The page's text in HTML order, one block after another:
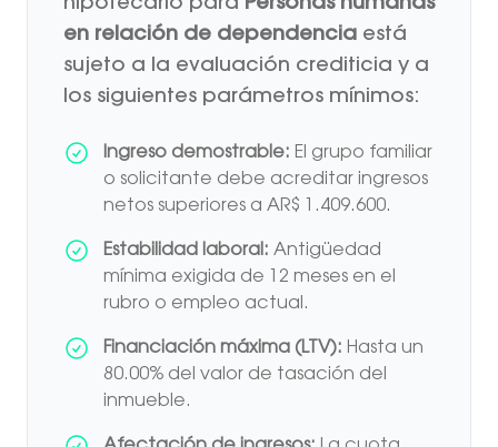
en relación de dependencia está
sujeto a la evaluación crediticia y a
los siguientes parámetros mínimos:
Ingreso demostrable: El grupo familiar
o solicitante debe acreditar ingresos
netos superiores a AR$ 1.409.600.
Estabilidad laboral: Antigüedad
mínima exigida de 12 meses en el
rubro o empleo actual.
Financiación máxima (LTV): Hasta un
80.00% del valor de tasación del
inmueble.